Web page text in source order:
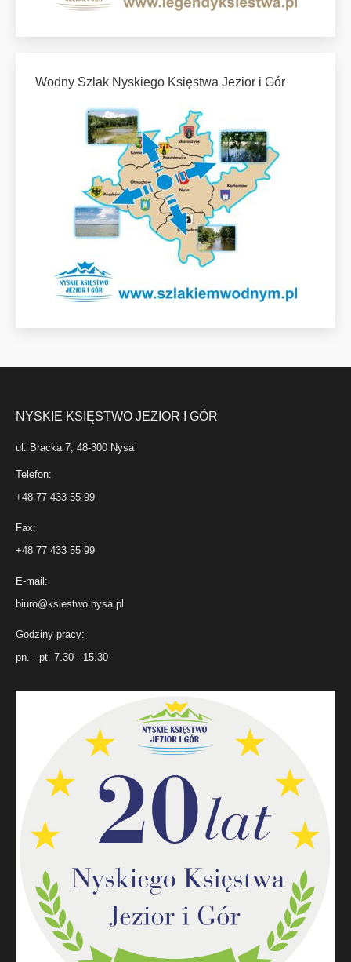
Wodny Szlak Nyskiego Księstwa Jezior i Gór
NYSKIE KSIĘSTWO JEZIOR I GÓR
ul. Bracka 7, 48-300 Nysa
Telefon:
+48 77 433 55 99
Fax:
+48 77 433 55 99
E-mail:
biuro@ksiestwo.nysa.pl
Godziny pracy:
pn. - pt. 7.30 - 15.30